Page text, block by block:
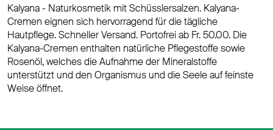
Kalyana - Naturkosmetik mit Schüsslersalzen. Kalyana-
Cremen eignen sich hervorragend für die tägliche
Hautpflege. Schneller Versand. Portofrei ab Fr. 50.00. Die
Kalyana-Cremen enthalten natürliche Pflegestoffe sowie
Rosenöl, welches die Aufnahme der Mineralstoffe
unterstützt und den Organismus und die Seele auf feinste
Weise öffnet.